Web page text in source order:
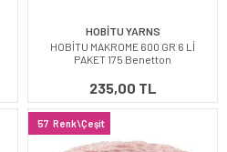
HOBİTU YARNS
HOBİTU MAKROME 600 GR 6 Lİ
PAKET 175 Benetton
235,00 TL
57 Renk\Çeşit